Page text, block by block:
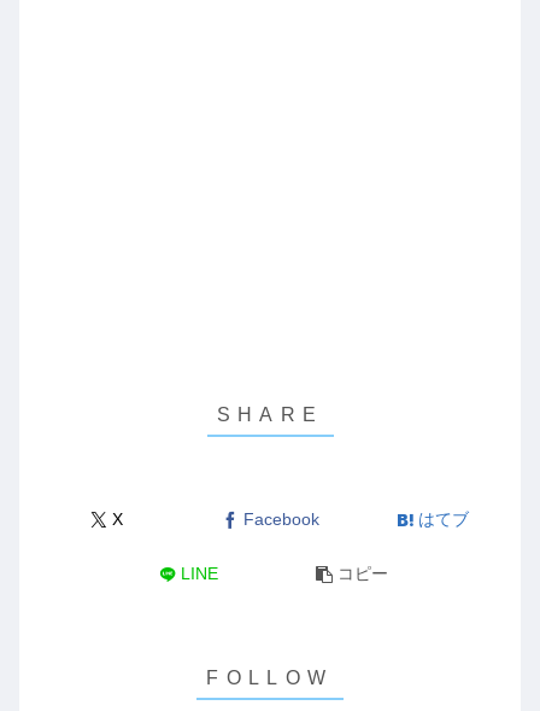
X Facebook はてブ
LINE コピー